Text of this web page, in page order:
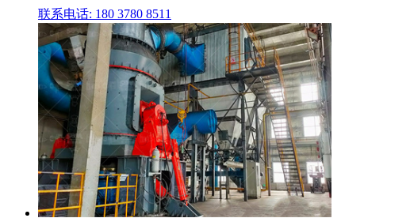
联系电话: 180 3780 8511